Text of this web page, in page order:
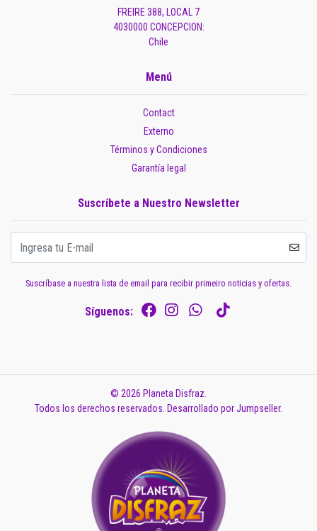
FREIRE 388, LOCAL 7
4030000 CONCEPCION:
Chile
Menú
Contact
Externo
Términos y Condiciones
Garantía legal
Suscríbete a Nuestro Newsletter
Suscríbase a nuestra lista de email para recibir primeiro noticias y ofertas.
Síguenos:
© 2026 Planeta Disfraz.
Todos los derechos reservados. Desarrollado por Jumpseller.